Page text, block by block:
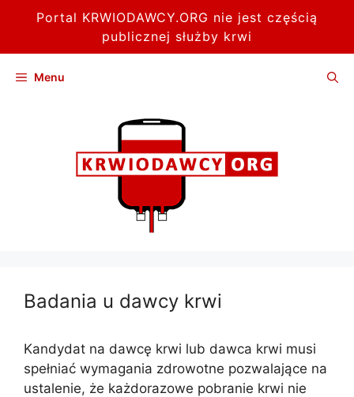
Portal KRWIODAWCY.ORG nie jest częścią
publicznej służby krwi
Menu
Badania u dawcy krwi
Kandydat na dawcę krwi lub dawca krwi musi
spełniać wymagania zdrowotne pozwalające na
ustalenie, że każdorazowe pobranie krwi nie